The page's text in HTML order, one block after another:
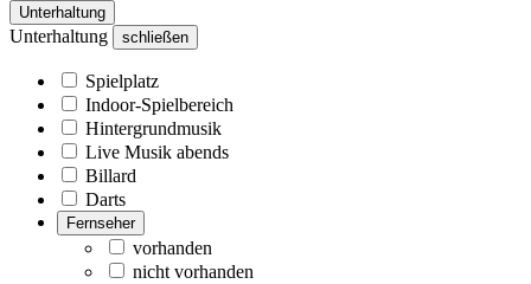
Unterhaltung
Unterhaltung schließen
Spielplatz
Indoor-Spielbereich
Hintergrundmusik
Live Musik abends
Billard
Darts
Fernseher
vorhanden
nicht vorhanden